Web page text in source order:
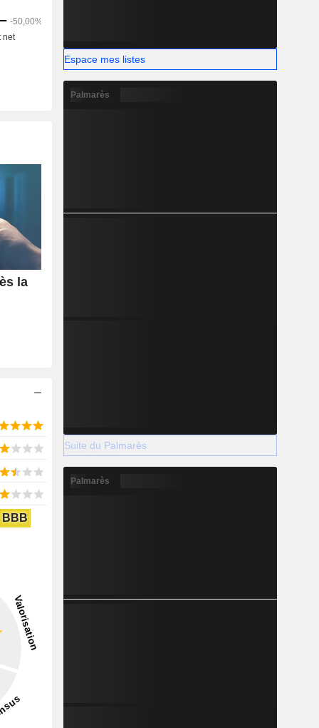
la
BBB
Espace mes listes
Palmarès
Suite du Palmarès
Palmarès